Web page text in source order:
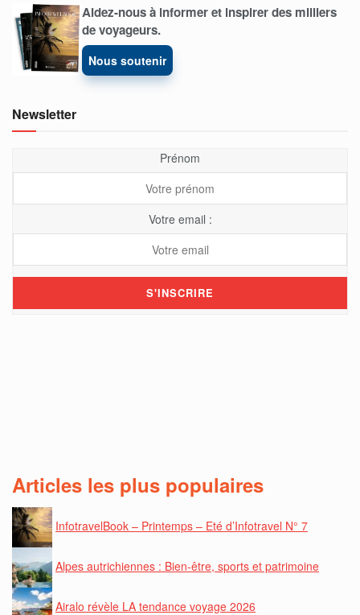
Aidez-nous à informer et inspirer des milliers
de voyageurs.
Nous soutenir
Newsletter
Prénom
Votre email :
Articles les plus populaires
InfotravelBook – Printemps – Eté d’Infotravel N° 7
Alpes autrichiennes : Bien-être, sports et patrimoine
Airalo révèle LA tendance voyage 2026